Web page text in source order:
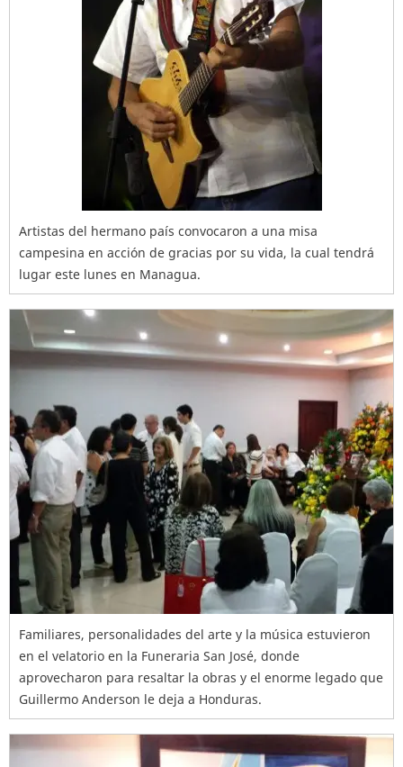
Artistas del hermano país convocaron a una misa
campesina en acción de gracias por su vida, la cual tendrá
lugar este lunes en Managua.
Familiares, personalidades del arte y la música estuvieron
en el velatorio en la Funeraria San José, donde
aprovecharon para resaltar la obras y el enorme legado que
Guillermo Anderson le deja a Honduras.